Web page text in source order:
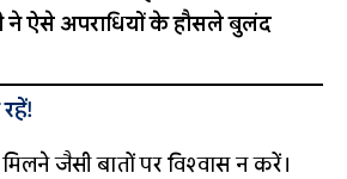
ने ऐसे अपराधियों के हौसले बुलंद
जैसी बातों पर विश्वास न करें।